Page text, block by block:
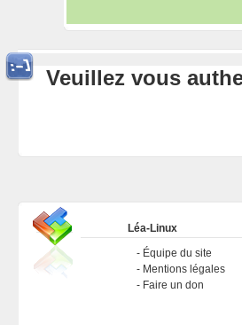
Veuillez vous
Léa-Linux
Équipe du site
Mentions légales
Faire un don